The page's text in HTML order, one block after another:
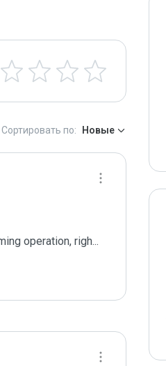
Сортировать по: Новые
operation, righ...